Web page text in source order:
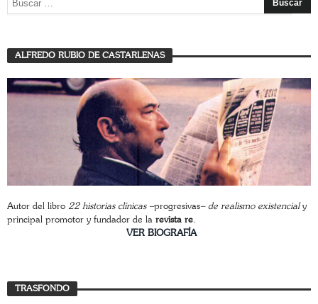
ALFREDO RUBIO DE CASTARLENAS
Autor del libro 22 historias clínicas –progresivas– de realismo existencialy
principal promotor y fundador de la revista re.
VER BIOGRAFÍA
TRASFONDO